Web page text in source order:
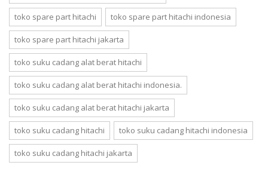
toko spare part hitachi toko spare part hitachi indonesia
toko spare part hitachi jakarta
toko suku cadang alat berat hitachi
toko suku cadang alat berat hitachi indonesia.
toko suku cadang alat berat hitachi jakarta
toko suku cadang hitachi toko suku cadang hitachi indonesia
toko suku cadang hitachi jakarta